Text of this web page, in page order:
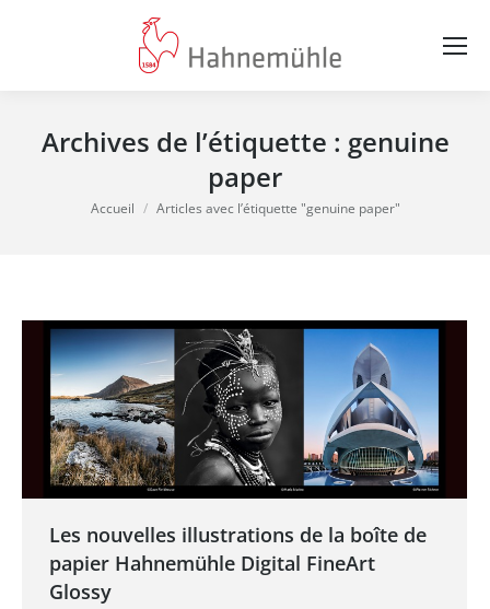
Archives de l’étiquette : genuine
paper
Vous êtes ici :
Accueil Articles avec l’étiquette "genuine paper"
Les nouvelles illustrations de la boîte de
papier Hahnemühle Digital FineArt
Glossy